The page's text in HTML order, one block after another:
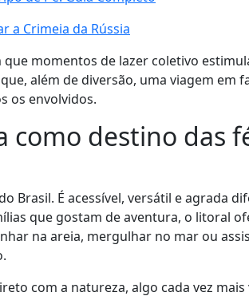
a Crimeia da Rússia
momentos de lazer coletivo
além de diversão, uma viagem em
os envolvidos.
como destino das
Brasil. É acessível, versátil e agrada
que gostam de aventura, o litoral
na areia, mergulhar no mar ou
com a natureza, algo cada vez